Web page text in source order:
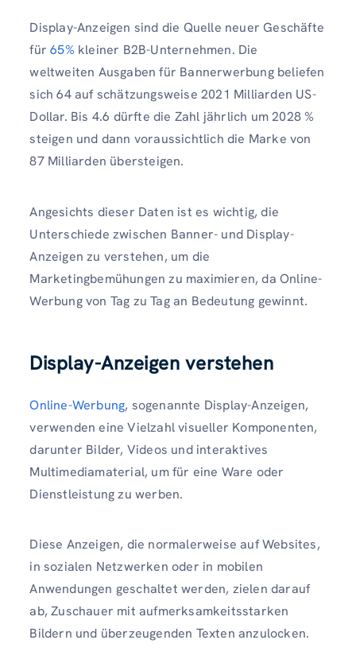
Display-Anzeigen sind die Quelle neuer Geschäfte
für 65% kleiner B2B-Unternehmen. Die
weltweiten Ausgaben für Bannerwerbung beliefen
sich 64 auf schätzungsweise 2021 Milliarden US-
Dollar. Bis 4.6 dürfte die Zahl jährlich um 2028 %
steigen und dann voraussichtlich die Marke von
87 Milliarden übersteigen.
Angesichts dieser Daten ist es wichtig, die
Unterschiede zwischen Banner- und Display-
Anzeigen zu verstehen, um die
Marketingbemühungen zu maximieren, da Online-
Werbung von Tag zu Tag an Bedeutung gewinnt.
Display-Anzeigen verstehen
Online-Werbung, sogenannte Display-Anzeigen,
verwenden eine Vielzahl visueller Komponenten,
darunter Bilder, Videos und interaktives
Multimediamaterial, um für eine Ware oder
Dienstleistung zu werben.
Diese Anzeigen, die normalerweise auf Websites,
in sozialen Netzwerken oder in mobilen
Anwendungen geschaltet werden, zielen darauf
ab, Zuschauer mit aufmerksamkeitsstarken
Bildern und überzeugenden Texten anzulocken.